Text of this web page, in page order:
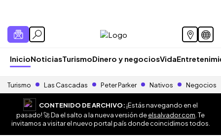
InicioNoticiasTurismoDinero y negociosVida
Turismo Las Cascadas Peter Parker Nativos Negocios
CONTENIDO DE ARCHIVO:¡Estás navegando en el
pasado! 🚀 Da el salto a la nueva versión deelsalvador.com . Te
invitamos a visitar el nuevo portal país donde coincidimos todos.